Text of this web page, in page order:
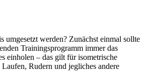
umgesetzt werden? Zunächst einmal sollte
Trainingsprogramm immer das
einholen – das gilt für isometrische
Rudern und jegliches andere